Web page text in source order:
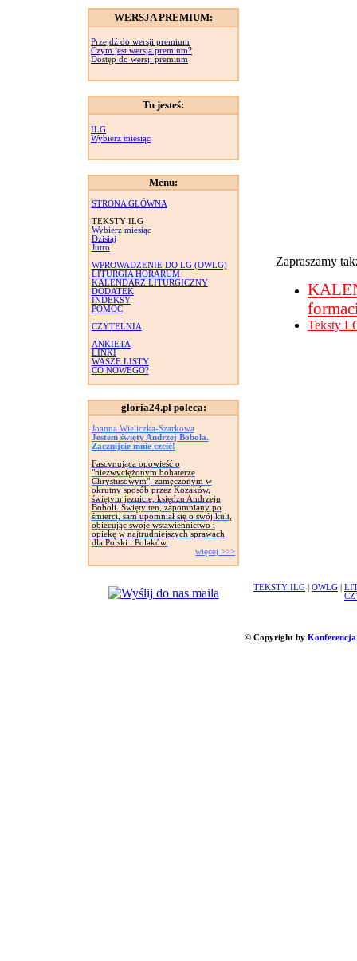
WERSJA PREMIUM:
Przejdź do wersji premium
Czym jest wersja premium?
Dostęp do wersji premium
Tu jesteś:
ILG
Wybierz miesiąc
Menu:
STRONA GŁÓWNA
TEKSTY ILG
Wybierz miesiąc
Dzisiaj
Jutro
WPROWADZENIE DO LG (OWLG)
LITURGIA HORARUM
KALENDARZ LITURGICZNY
DODATEK
INDEKSY
POMOC
CZYTELNIA
ANKIETA
LINKI
WASZE LISTY
CO NOWEGO?
gloria24.pl poleca:
Joanna Wieliczka-Szarkowa
Jestem święty Andrzej Bobola.
Zacznijcie mnie czcić!
Fascynująca opowieść o
"niezwyciężonym bohaterze
Chrystusowym", zamęczonym w
okrutny sposób przez Kozaków,
świętym jezuicie, księdzu Andrzeju
Boboli. Święty ten, zapomniany po
śmierci, sam upomniał się o swój kult,
obiecując swoje wstawiennictwo i
opiekę w najtrudniejszych sprawach
dla Polski i Polaków.
więcej >>>
Zapraszamy
Teksty
TEKSTY ILG OWLG
© Copyright by Konferencja